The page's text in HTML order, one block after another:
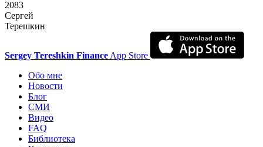
2083
Сергей
Терешкин
Sergey Tereshkin Finance App Store
Обо мне
Новости
Блог
СМИ
Видео
FAQ
Библиотека